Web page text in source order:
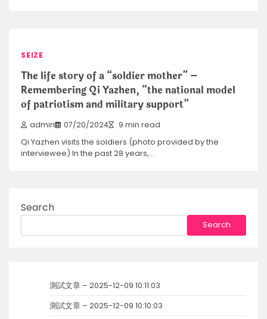
SEIZE
The life story of a “soldier mother” –
Remembering Qi Yazhen, “the national model
of patriotism and military support”
admin 07/20/2024 9 min read
Qi Yazhen visits the soldiers (photo provided by the
interviewee) In the past 28 years,…
Search
Search
測試文章 – 2025-12-09 10:11:03
測試文章 – 2025-12-09 10:10:03